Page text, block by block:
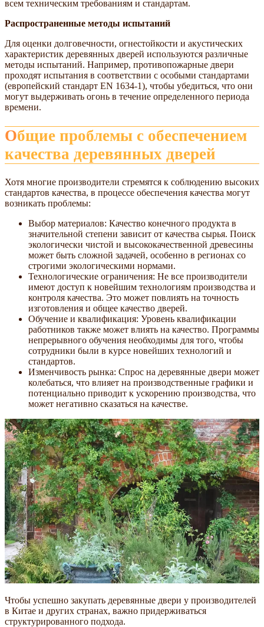
всем техническим требованиям и стандартам.
Распространенные методы испытаний
Для оценки долговечности, огнестойкости и акустических
характеристик деревянных дверей используются различные
методы испытаний. Например, противопожарные двери
проходят испытания в соответствии с особыми стандартами
(европейский стандарт EN 1634-1), чтобы убедиться, что они
могут выдерживать огонь в течение определенного периода
времени.
Общие проблемы с обеспечением
качества деревянных дверей
Хотя многие производители стремятся к соблюдению высоких
стандартов качества, в процессе обеспечения качества могут
возникать проблемы:
Выбор материалов: Качество конечного продукта в
значительной степени зависит от качества сырья. Поиск
экологически чистой и высококачественной древесины
может быть сложной задачей, особенно в регионах со
строгими экологическими нормами.
Технологические ограничения: Не все производители
имеют доступ к новейшим технологиям производства и
контроля качества. Это может повлиять на точность
изготовления и общее качество дверей.
Обучение и квалификация: Уровень квалификации
работников также может влиять на качество. Программы
непрерывного обучения необходимы для того, чтобы
сотрудники были в курсе новейших технологий и
стандартов.
Изменчивость рынка: Спрос на деревянные двери может
колебаться, что влияет на производственные графики и
потенциально приводит к ускорению производства, что
может негативно сказаться на качестве.
Чтобы успешно закупать деревянные двери у производителей
в Китае и других странах, важно придерживаться
структурированного подхода.